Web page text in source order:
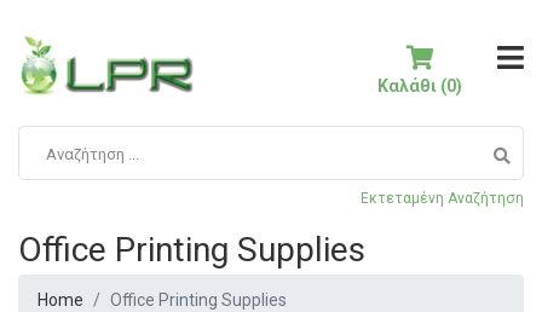
Εκτεταμένη Αναζήτηση
Καλάθι (0)
Office Printing Supplies
Home Office Printing Supplies